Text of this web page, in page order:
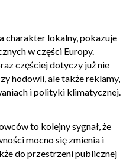
charakter lokalny, pokazuje
w części Europy.
częściej dotyczy już nie
hodowli, ale także reklamy,
i polityki klimatycznej.
to kolejny sygnał, że
mocno się zmienia i
do przestrzeni publicznej